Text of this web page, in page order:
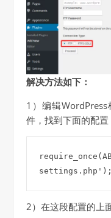
解决方法如下：
1）编辑
件，找到下面的配置
settings.php');
2）在这段配置的上